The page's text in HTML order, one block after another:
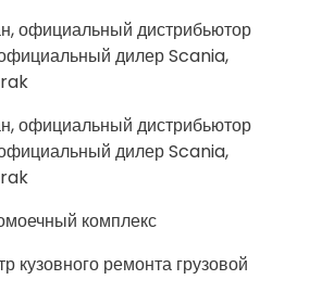
официальный дистрибьютор
дилер Scania,
официальный дистрибьютор
дилер Scania,
комплекс
кузовного ремонта грузовой